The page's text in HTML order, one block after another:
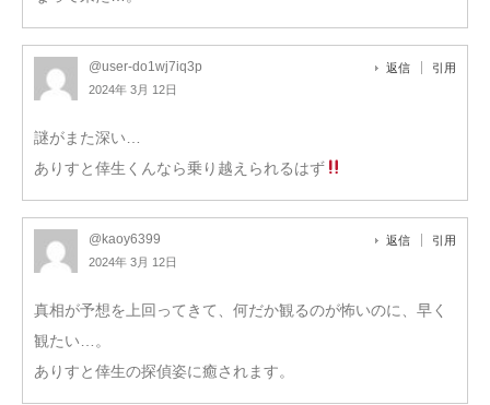
@user-do1wj7iq3p
2024年 3月 12日
返信 引用
謎がまた深い…
ありすと倖生くんなら乗り越えられるはず
@kaoy6399
2024年 3月 12日
返信 引用
真相が予想を上回ってきて、何だか観るのが怖いのに、早く
観たい…。
ありすと倖生の探偵姿に癒されます。